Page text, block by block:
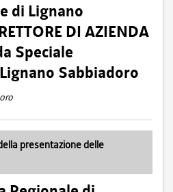
di Lignano
DI AZIENDA
Speciale
Sabbiadoro
presentazione delle